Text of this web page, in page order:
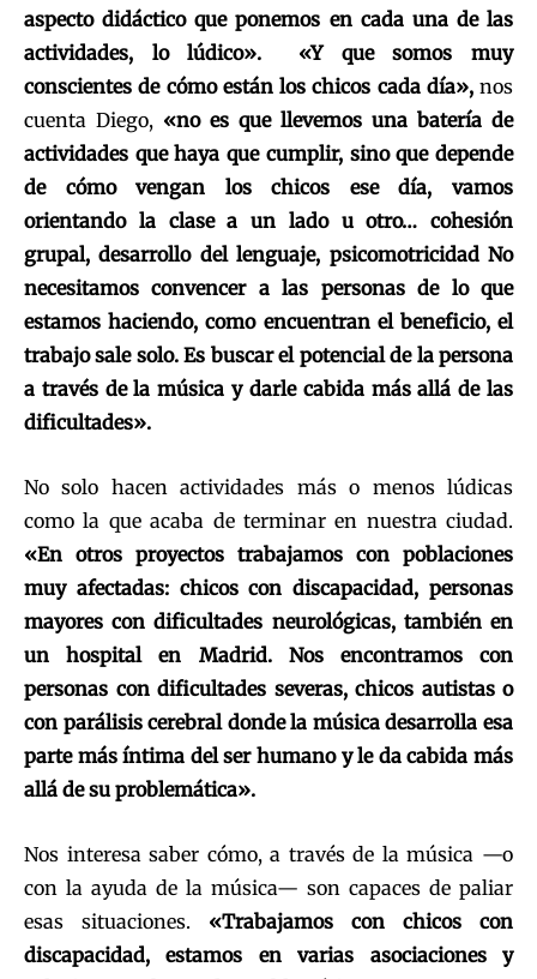
aspecto didáctico que ponemos en cada una de las
actividades, lo lúdico». «Y que somos muy
conscientes de cómo están los chicos cada día», nos
cuenta Diego, «no es que llevemos una batería de
actividades que haya que cumplir, sino que depende
de cómo vengan los chicos ese día, vamos
orientando la clase a un lado u otro… cohesión
grupal, desarrollo del lenguaje, psicomotricidad No
necesitamos convencer a las personas de lo que
estamos haciendo, como encuentran el beneficio, el
trabajo sale solo. Es buscar el potencial de la persona
a través de la música y darle cabida más allá de las
dificultades».
No solo hacen actividades más o menos lúdicas
como la que acaba de terminar en nuestra ciudad.
«En otros proyectos trabajamos con poblaciones
muy afectadas: chicos con discapacidad, personas
mayores con dificultades neurológicas, también en
un hospital en Madrid. Nos encontramos con
personas con dificultades severas, chicos autistas o
con parálisis cerebral donde la música desarrolla esa
parte más íntima del ser humano y le da cabida más
allá de su problemática».
Nos interesa saber cómo, a través de la música —o
con la ayuda de la música— son capaces de paliar
esas situaciones. «Trabajamos con chicos con
discapacidad, estamos en varias asociaciones y